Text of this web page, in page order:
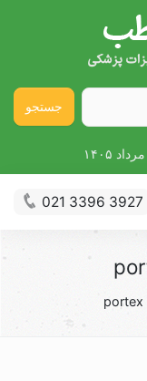
جستجو
021 3396 3927